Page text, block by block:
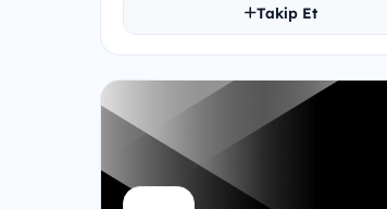
Takip Et